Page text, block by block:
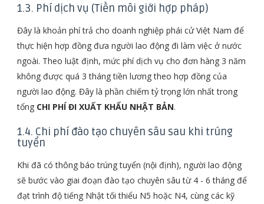
1.3. Phí dịch vụ (Tiền môi giới hợp pháp)
Đây là khoản phí trả cho doanh nghiệp phái cử Việt Nam để
thực hiện hợp đồng đưa người lao động đi làm việc ở nước
ngoài. Theo luật định, mức phí dịch vụ cho đơn hàng 3 năm
không được quá 3 tháng tiền lương theo hợp đồng của
người lao động. Đây là phần chiếm tỷ trọng lớn nhất trong
tổng CHI PHÍ ĐI XUẤT KHẨU NHẬT BẢN.
1.4. Chi phí đào tạo chuyên sâu sau khi trúng
tuyển
Khi đã có thông báo trúng tuyển (nội định), người lao động
sẽ bước vào giai đoạn đào tạo chuyên sâu từ 4 - 6 tháng để
đạt trình độ tiếng Nhật tối thiểu N5 hoặc N4, cùng các kỹ